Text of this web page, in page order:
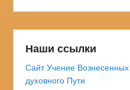
Наши ссылки
Сайт Учение
духовного Пути